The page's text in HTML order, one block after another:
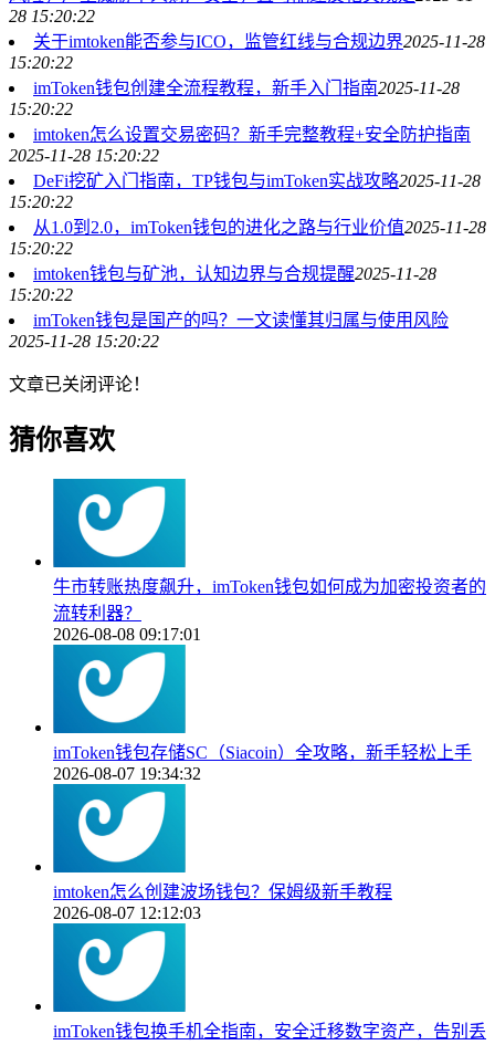
28 15:20:22
关于imtoken能否参与ICO，监管红线与合规边界2025-11-28
15:20:22
imToken钱包创建全流程教程，新手入门指南2025-11-28
15:20:22
imtoken怎么设置交易密码？新手完整教程+安全防护指南
2025-11-28 15:20:22
DeFi挖矿入门指南，TP钱包与imToken实战攻略2025-11-28
15:20:22
从1.0到2.0，imToken钱包的进化之路与行业价值2025-11-28
15:20:22
imtoken钱包与矿池，认知边界与合规提醒2025-11-28
15:20:22
imToken钱包是国产的吗？一文读懂其归属与使用风险
2025-11-28 15:20:22
文章已关闭评论！
猜你喜欢
牛市转账热度飙升，imToken钱包如何成为加密投资者的
流转利器？
2026-08-08 09:17:01
imToken钱包存储SC（Siacoin）全攻略，新手轻松上手
2026-08-07 19:34:32
imtoken怎么创建波场钱包？保姆级新手教程
2026-08-07 12:12:03
imToken钱包换手机全指南，安全迁移数字资产，告别丢